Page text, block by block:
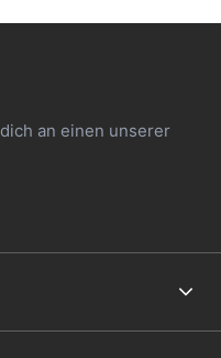
an einen unserer